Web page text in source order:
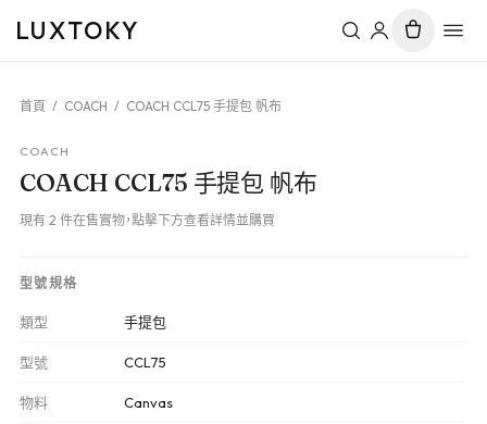
LUXTOKY
首頁 / COACH / COACH CCL75 手提包 帆布
COACH
COACH CCL75 手提包 帆布
現有 2 件在售實物，點擊下方查看詳情並購買
型號規格
類型 手提包
型號 CCL75
物料 Canvas